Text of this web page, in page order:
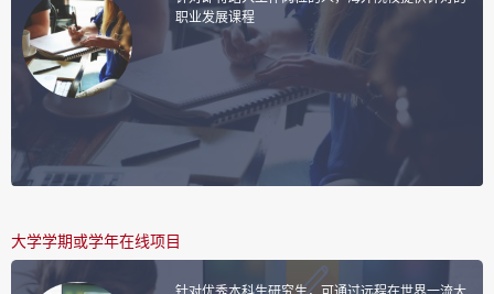
职业发展课程
大学学期或学年在线项目